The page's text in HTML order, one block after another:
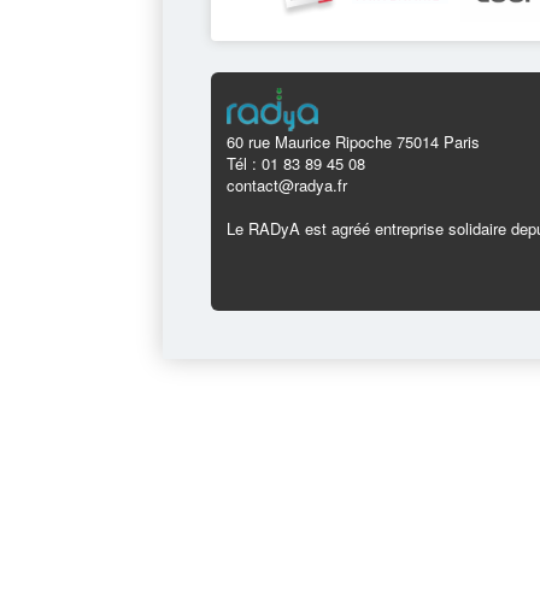
60 rue Maurice Ripoche 75014 Paris
Tél : 01 83 89 45 08
contact@radya.fr
Le RADyA est agréé entreprise solidaire